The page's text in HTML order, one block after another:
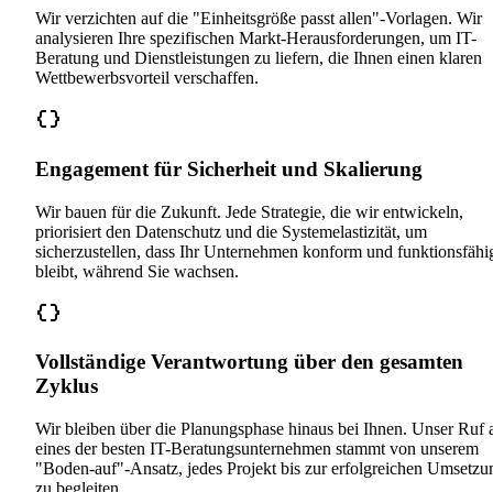
Wir verzichten auf die "Einheitsgröße passt allen"-Vorlagen. Wir
analysieren Ihre spezifischen Markt-Herausforderungen, um IT-
Beratung und Dienstleistungen zu liefern, die Ihnen einen klaren
Wettbewerbsvorteil verschaffen.
Engagement für Sicherheit und Skalierung
Wir bauen für die Zukunft. Jede Strategie, die wir entwickeln,
priorisiert den Datenschutz und die Systemelastizität, um
sicherzustellen, dass Ihr Unternehmen konform und
bleibt, während Sie wachsen.
Vollständige Verantwortung über den gesamten
Zyklus
Wir bleiben über die Planungsphase hinaus bei Ihnen. Unser Ruf
eines der besten IT-Beratungsunternehmen stammt von unserem
"Boden-auf"-Ansatz, jedes Projekt bis zur erfolgreichen
zu begleiten.